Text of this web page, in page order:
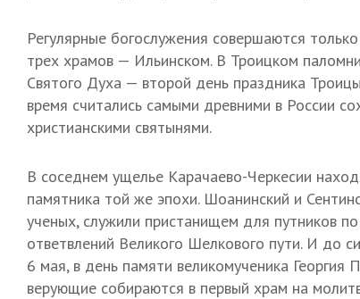
Регулярные богослужения совершаются
трех храмов — Ильинском. В Троицком
Святого Духа — второй день праздника
время считались самыми древними в России
христианскими святынями.
В соседнем ущелье Карачаево-Черкесии
памятника той же эпохи. Шоанинский и
ученых, служили пристанищем для путников
ответвлений Великого Шелкового пути. И до
6 мая, в день памяти великомученика Георгия
верующие собираются в первый храм на